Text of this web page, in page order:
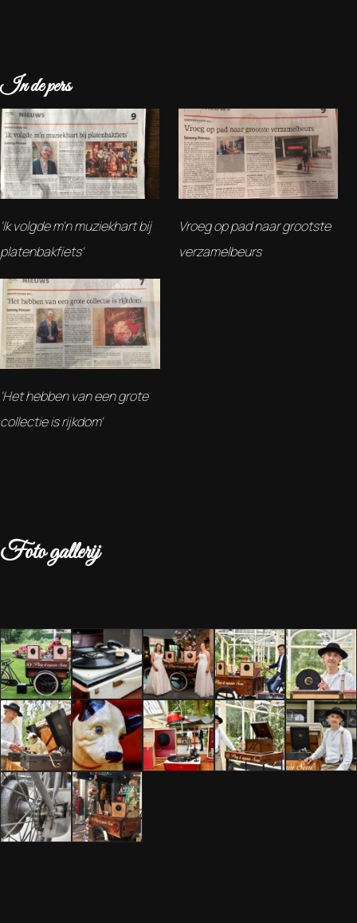
In de pers
'Ik volgde m'n muziekhart bij
platenbakfiets'
Vroeg op pad naar grootste
verzamelbeurs
'Het hebben van een grote
collectie is rijkdom'
Foto gallerij